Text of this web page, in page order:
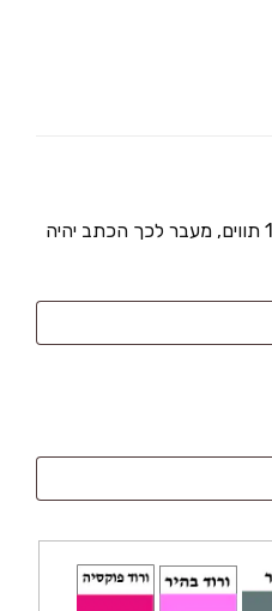
(מומלץ לרשום עד 3 מילים / 12 תווים, מעבר לכך הכתב יהיה